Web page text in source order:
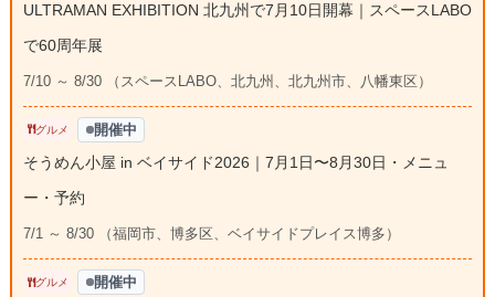
ULTRAMAN EXHIBITION 北九州で7月10日開幕｜スペースLABO
で60周年展
7/10 ～ 8/30 （スペースLABO、北九州、北九州市、八幡東区）
グルメ 開催中
そうめん小屋 in ベイサイド2026｜7月1日〜8月30日・メニュ
ー・予約
7/1 ～ 8/30 （福岡市、博多区、ベイサイドプレイス博多）
グルメ 開催中